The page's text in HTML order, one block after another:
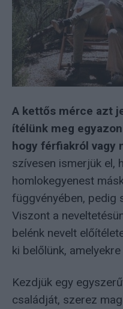
A kettős mérce azt
ítélünk meg
hogy férfiakról vagy
szívesen ismerjük el,
homlokegyenest
függvényében, pedig
Viszont a
belénk nevelt
ki belőlünk,
Kezdjük egy
családját, szerez